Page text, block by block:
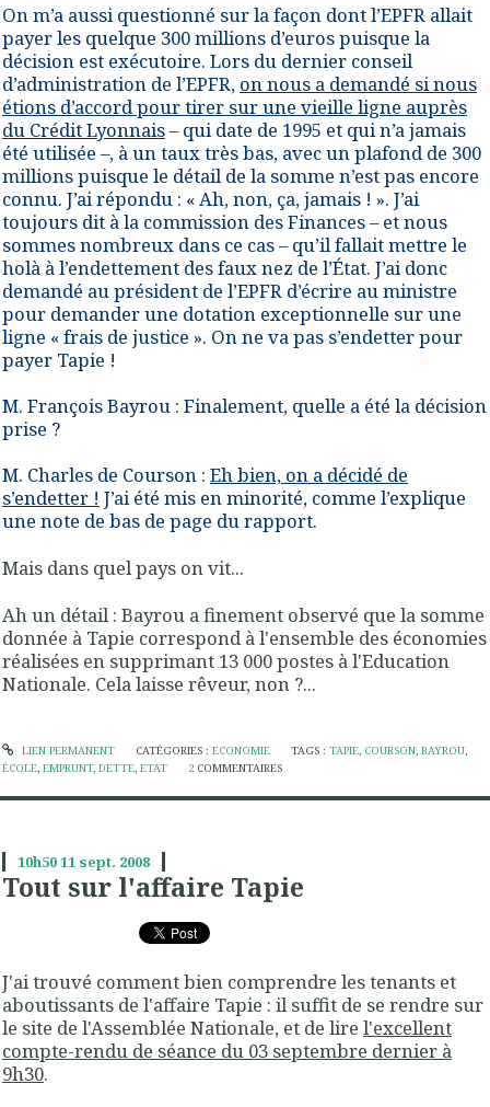
On m’a aussi questionné sur la façon dont l’EPFR allait
payer les quelque 300 millions d’euros puisque la
décision est exécutoire. Lors du dernier conseil
d’administration de l’EPFR, on nous a demandé si nous
étions d’accord pour tirer sur une vieille ligne auprès
du Crédit Lyonnais– qui date de 1995 et qui n’a jamais
été utilisée –, à un taux très bas, avec un plafond de 300
millions puisque le détail de la somme n’est pas encore
connu. J’ai répondu : « Ah, non, ça, jamais ! ». J’ai
toujours dit à la commission des Finances – et nous
sommes nombreux dans ce cas – qu’il fallait mettre le
holà à l’endettement des faux nez de l’État. J’ai donc
demandé au président de l’EPFR d’écrire au ministre
pour demander une dotation exceptionnelle sur une
ligne « frais de justice ». On ne va pas s’endetter pour
payer Tapie !
M. François Bayrou : Finalement, quelle a été la décision
prise ?
M. Charles de Courson : Eh bien, on a décidé de
s’endetter ! J’ai été mis en minorité, comme l’explique
une note de bas de page du rapport.
Mais dans quel pays on vit...
Ah un détail : Bayrou a finement observé que la somme
donnée à Tapie correspond à l'ensemble des économies
réalisées en supprimant 13 000 postes à l'Education
Nationale. Cela laisse rêveur, non ?...
LIEN PERMANENT CATÉGORIES : ECONOMIE TAGS :TAPIE, COURSON,BAYROU,
ÉCOLE, EMPRUNT, DETTE, ETAT 2 COMMENTAIRES
10h5011 sept. 2008
Tout sur l'affaire Tapie
J'ai trouvé comment bien comprendre les tenants et
aboutissants de l'affaire Tapie : il suffit de se rendre sur
le site de l'Assemblée Nationale, et de lire l'excellent
compte-rendu de séance du 03 septembre dernier à
9h30.